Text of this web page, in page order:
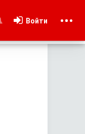
Войти